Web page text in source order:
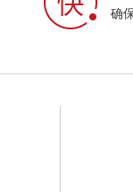
确